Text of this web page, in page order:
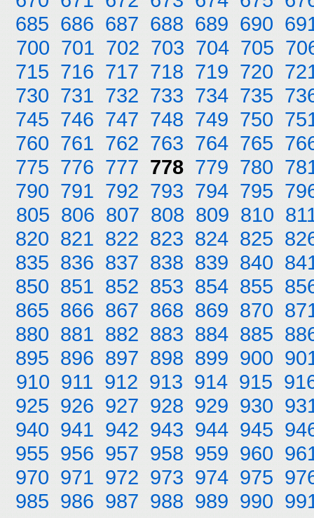
685 686 687 688 689 690
700 701 702 703 704 705
715 716 717 718 719 720
730 731 732 733 734 735
745 746 747 748 749 750
760 761 762 763 764 765
775 776 777 778 779 780
790 791 792 793 794 795
805 806 807 808 809 810
820 821 822 823 824 825
835 836 837 838 839 840
850 851 852 853 854 855
865 866 867 868 869 870
880 881 882 883 884 885
895 896 897 898 899 900
910 911 912 913 914 915
925 926 927 928 929 930
940 941 942 943 944 945
955 956 957 958 959 960
970 971 972 973 974 975
985 986 987 988 989 990